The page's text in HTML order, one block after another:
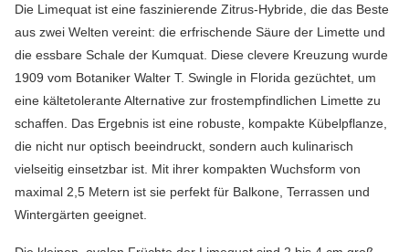
Die Limequat ist eine faszinierende Zitrus-Hybride, die das Beste
aus zwei Welten vereint: die erfrischende Säure der Limette und
die essbare Schale der Kumquat. Diese clevere Kreuzung wurde
1909 vom Botaniker Walter T. Swingle in Florida gezüchtet, um
eine kältetolerante Alternative zur frostempfindlichen Limette zu
schaffen. Das Ergebnis ist eine robuste, kompakte Kübelpflanze,
die nicht nur optisch beeindruckt, sondern auch kulinarisch
vielseitig einsetzbar ist. Mit ihrer kompakten Wuchsform von
maximal 2,5 Metern ist sie perfekt für Balkone, Terrassen und
Wintergärten geeignet.